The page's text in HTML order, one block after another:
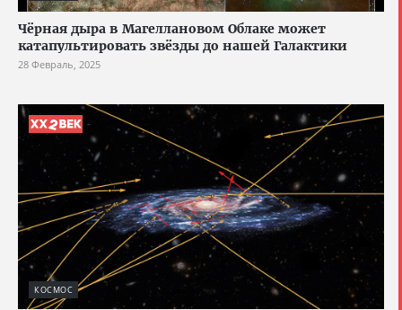
Чёрная дыра в Магеллановом Облаке может
катапультировать звёзды до нашей Галактики
28 Февраль, 2025
КОСМОС